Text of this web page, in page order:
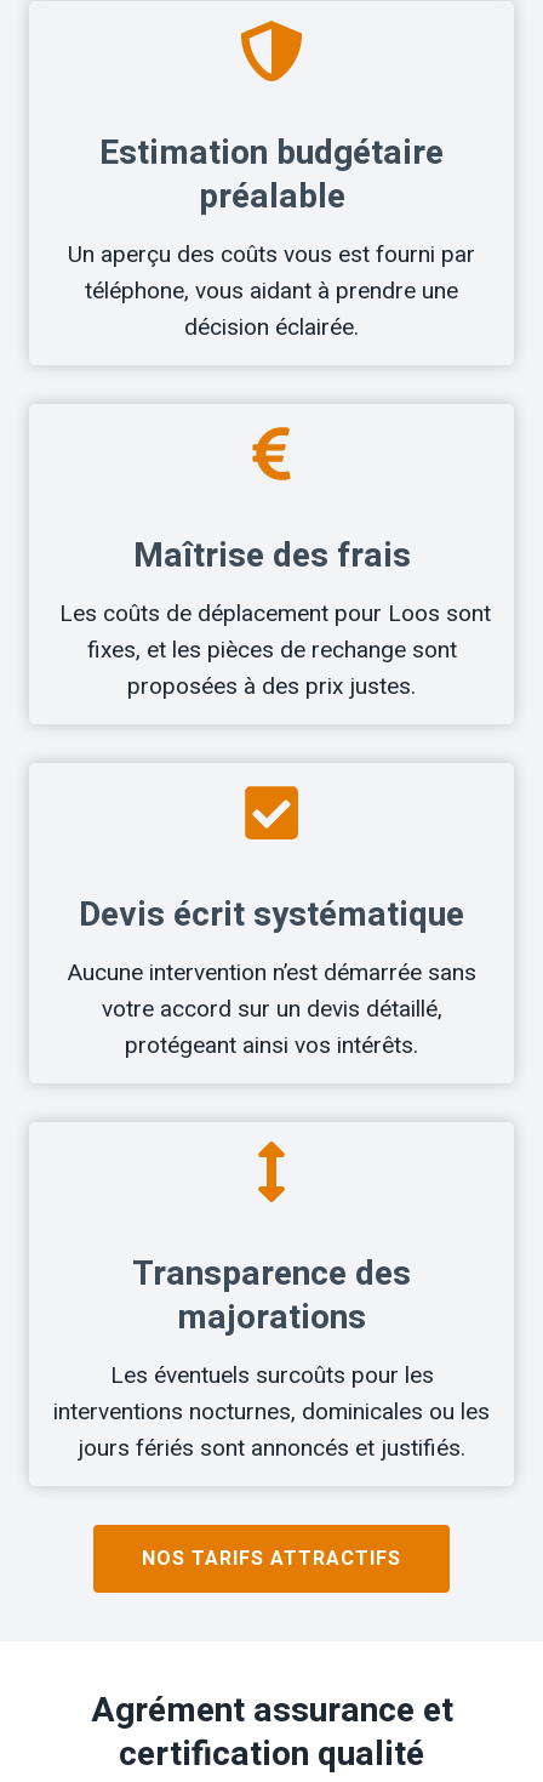
Estimation budgétaire
préalable
Un aperçu des coûts vous est fourni par
téléphone, vous aidant à prendre une
décision éclairée.
Maîtrise des frais
Les coûts de déplacement pour Loos sont
fixes, et les pièces de rechange sont
proposées à des prix justes.
Devis écrit systématique
Aucune intervention n’est démarrée sans
votre accord sur un devis détaillé,
protégeant ainsi vos intérêts.
Transparence des
majorations
Les éventuels surcoûts pour les
interventions nocturnes, dominicales ou les
jours fériés sont annoncés et justifiés.
NOS TARIFS ATTRACTIFS
Agrément assurance et
certification qualité